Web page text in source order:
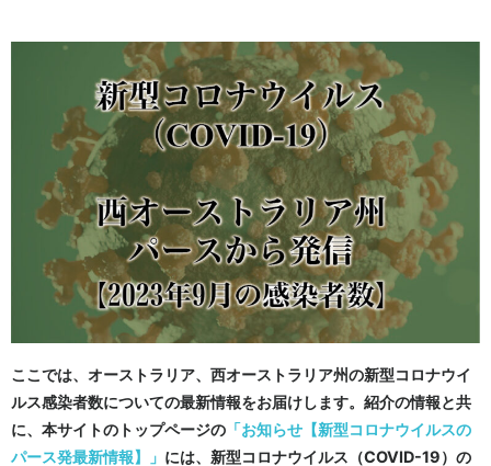
ここでは、オーストラリア、西オーストラリア州の新型コロナウイ
ルス感染者数についての最新情報をお届けします。紹介の情報と共
に、本サイトのトップページの 「お知らせ【新型コロナウイルスの
パース発最新情報】」 には、新型コロナウイルス（COVID-19）の